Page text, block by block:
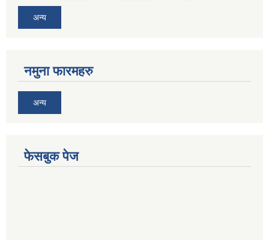
अन्य
नमुना फारमहरु
अन्य
फेसबुक पेज